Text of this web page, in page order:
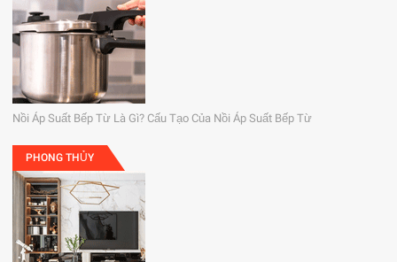
Nồi Áp Suất Bếp Từ Là Gì? Cấu Tạo Của Nồi Áp Suất Bếp Từ
PHONG THỦY